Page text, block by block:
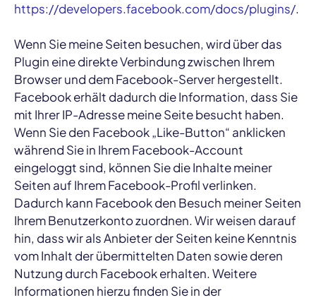
https://developers.facebook.com/docs/plugins/.
Wenn Sie meine Seiten besuchen, wird über das
Plugin eine direkte Verbindung zwischen Ihrem
Browser und dem Facebook-Server hergestellt.
Facebook erhält dadurch die Information, dass Sie
mit Ihrer IP-Adresse meine Seite besucht haben.
Wenn Sie den Facebook „Like-Button“ anklicken
während Sie in Ihrem Facebook-Account
eingeloggt sind, können Sie die Inhalte meiner
Seiten auf Ihrem Facebook-Profil verlinken.
Dadurch kann Facebook den Besuch meiner Seiten
Ihrem Benutzerkonto zuordnen. Wir weisen darauf
hin, dass wir als Anbieter der Seiten keine Kenntnis
vom Inhalt der übermittelten Daten sowie deren
Nutzung durch Facebook erhalten. Weitere
Informationen hierzu finden Sie in der